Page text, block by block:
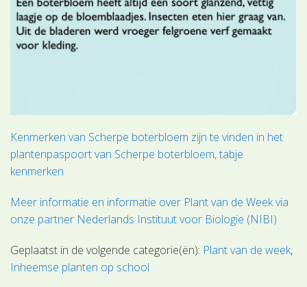
Kenmerken van Scherpe boterbloem zijn te vinden in het
plantenpaspoort van Scherpe boterbloem, tabje
kenmerken
Meer informatie en informatie over Plant van de Week via
onze partner Nederlands Instituut voor Biologie (NIBI)
Geplaatst in de volgende categorie(ën): Plant van de week
Inheemse planten op school